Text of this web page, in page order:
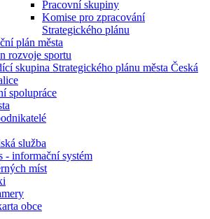
Pracovní skupiny
Komise pro zpracování
Strategického plánu
plán města
rozvoje sportu
skupina Strategického plánu města Česká
spolupráce
služba
- informační systém
míst
obce